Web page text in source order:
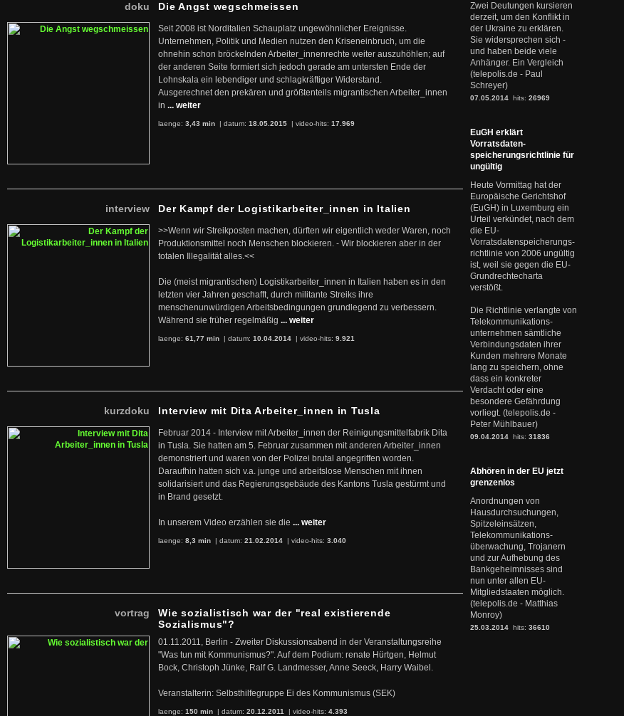
doku Die Angst wegschmeissen
Seit 2008 ist Norditalien Schauplatz ungewöhnlicher Ereignisse.
Unternehmen, Politik und Medien nutzen den Kriseneinbruch, um die
ohnehin schon bröckelnden Arbeiter_innenrechte weiter auszuhöhlen; auf
der anderen Seite formiert sich jedoch gerade am untersten Ende der
Lohnskala ein lebendiger und schlagkräftiger Widerstand.
Ausgerechnet den prekären und größtenteils migrantischen Arbeiter_innen
in ... weiter
laenge: 3,43 min | datum: 18.05.2015 | video-hits: 17.969
interview Der Kampf der Logistikarbeiter_innen in Italien
>>Wenn wir Streikposten machen, dürften wir eigentlich weder Waren, noch
Produktionsmittel noch Menschen blockieren. - Wir blockieren aber in der
totalen Illegalität alles.<<
Die (meist migrantischen) Logistikarbeiter_innen in Italien haben es in den
letzten vier Jahren geschafft, durch militante Streiks ihre
menschenunwürdigen Arbeitsbedingungen grundlegend zu verbessern.
Während sie früher regelmäßig ... weiter
laenge: 61,77 min | datum: 10.04.2014 | video-hits: 9.921
kurzdoku Interview mit Dita Arbeiter_innen in Tusla
Februar 2014 - Interview mit Arbeiter_innen der Reinigungsmittelfabrik Dita
in Tusla. Sie hatten am 5. Februar zusammen mit anderen Arbeiter_innen
demonstriert und waren von der Polizei brutal angegriffen worden.
Daraufhin hatten sich v.a. junge und arbeitslose Menschen mit ihnen
solidarisiert und das Regierungsgebäude des Kantons Tusla gestürmt und
in Brand gesetzt.
In unserem Video erzählen sie die ... weiter
laenge: 8,3 min | datum: 21.02.2014 | video-hits: 3.040
vortrag
Wie sozialistisch war der "real existierende
Sozialismus"?
01.11.2011, Berlin - Zweiter Diskussionsabend in der Veranstaltungsreihe
"Was tun mit Kommunismus?". Auf dem Podium: renate Hürtgen, Helmut
Bock, Christoph Jünke, Ralf G. Landmesser, Anne Seeck, Harry Waibel.
Veranstalterin: Selbsthilfegruppe Ei des Kommunismus (SEK)
laenge: 150 min | datum: 20.12.2011 | video-hits: 4.393
Zwei Deutungen kursieren
derzeit, um den Konflikt in
der Ukraine zu erklären.
Sie widersprechen sich -
und haben beide viele
Anhänger. Ein Vergleich
(telepolis.de - Paul
Schreyer)
07.05.2014 hits: 26969
EuGH erklärt
Vorratsdaten-
speicherungsrichtlinie für
ungültig
Heute Vormittag hat der
Europäische Gerichtshof
(EuGH) in Luxemburg ein
Urteil verkündet, nach dem
die EU-
Vorratsdatenspeicherungs-
richtlinie von 2006 ungültig
ist, weil sie gegen die EU-
Grundrechtecharta
verstößt.
Die Richtlinie verlangte von
Telekommunikations-
unternehmen sämtliche
Verbindungsdaten ihrer
Kunden mehrere Monate
lang zu speichern, ohne
dass ein konkreter
Verdacht oder eine
besondere Gefährdung
vorliegt. (telepolis.de -
Peter Mühlbauer)
09.04.2014 hits: 31836
Abhören in der EU jetzt
grenzenlos
Anordnungen von
Hausdurchsuchungen,
Spitzeleinsätzen,
Telekommunikations-
überwachung, Trojanern
und zur Aufhebung des
Bankgeheimnisses sind
nun unter allen EU-
Mitgliedstaaten möglich.
(telepolis.de - Matthias
Monroy)
25.03.2014 hits: 36610